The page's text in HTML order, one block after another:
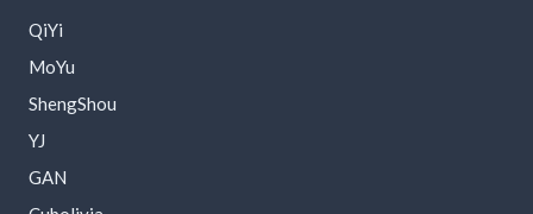
QiYi
MoYu
ShengShou
YJ
GAN